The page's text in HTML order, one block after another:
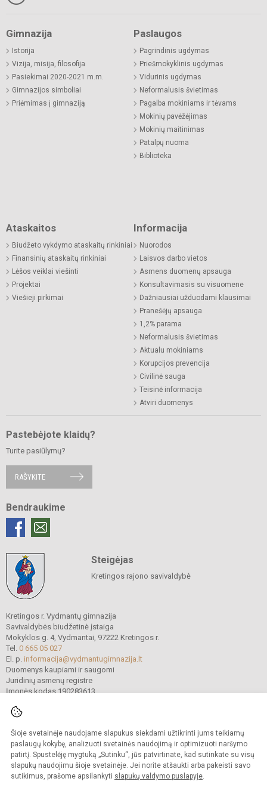
Šioje svetainėje naudojame slapukus siekdami užtikrinti jums teikiamų
paslaugų kokybę, analizuoti svetainės naudojimą ir optimizuoti naršymo
patirtį. Spustelėję mygtuką „Sutinku“, jūs patvirtinate, kad sutinkate su visų
slapukų naudojimu šioje svetainėje. Jei norite atšaukti arba pakeisti savo
sutikimus, prašome apsilankyti slapukų valdymo puslapyje.
Gimnazija
Istorija
Vizija, misija, filosofija
Pasiekimai 2020-2021 m.m.
Gimnazijos simboliai
Priėmimas į gimnaziją
Paslaugos
Pagrindinis ugdymas
Priešmokyklinis ugdymas
Vidurinis ugdymas
Neformalusis švietimas
Pagalba mokiniams ir tėvams
Mokinių pavėžėjimas
Mokinių maitinimas
Patalpų nuoma
Biblioteka
Ataskaitos
Biudžeto vykdymo ataskaitų rinkiniai
Finansinių ataskaitų rinkiniai
Lėšos veiklai viešinti
Projektai
Viešieji pirkimai
Informacija
Nuorodos
Laisvos darbo vietos
Asmens duomenų apsauga
Konsultavimasis su visuomene
Dažniausiai užduodami klausimai
Pranešėjų apsauga
1,2% parama
Neformalusis švietimas
Aktualu mokiniams
Korupcijos prevencija
Civilinė sauga
Teisinė informacija
Atviri duomenys
Pastebėjote klaidų?
Turite pasiūlymų?
RAŠYKITE
Bendraukime
Steigėjas
Kretingos rajono savivaldybė
Kretingos r. Vydmantų gimnazija
Savivaldybės biudžetinė įstaiga
Mokyklos g. 4, Vydmantai, 97222 Kretingos r.
Tel. 0 665 05 027
El. p. informacija@vydmantugimnazija.lt
Duomenys kaupiami ir saugomi
Juridinių asmenų registre
Įmonės kodas 190283613
© 2021. Kretingos r. Vydmantų gimnazija. Visos teisės saugomos.
Kopijuoti turinį be raštiško gimnazijos sutikimo griežtai draudžiama.
Versija neįgaliesiems Slapukų valdymas
Sumanus būdas atnaujinti